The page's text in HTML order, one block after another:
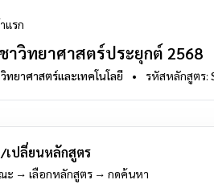
แรก
าวิทยาศาสตร์ประยุกต์ 2568
ทยาศาสตร์และเทคโนโลยี • รหัสหลักสูตร:
เปลี่ยนหลักสูตร
ะ → เลือกหลักสูตร → กดค้นหา